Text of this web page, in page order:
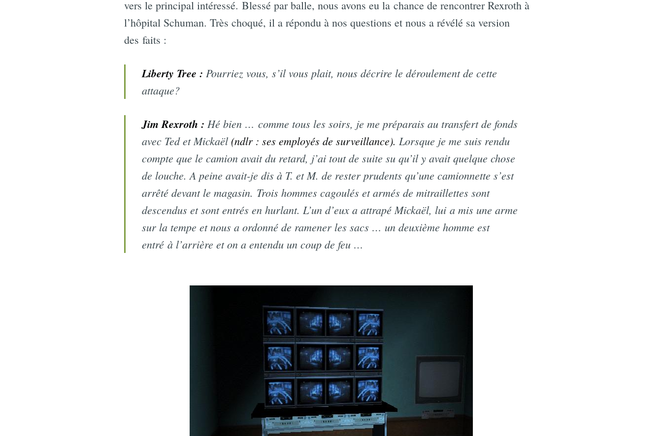
vers le principal intéressé. Blessé par balle, nous avons eu la chance de rencontrer Rexroth à
l’hôpital Schuman. Très choqué, il a répondu à nos questions et nous a révélé sa version
des faits :
Liberty Tree : Pourriez vous, s’il vous plait, nous décrire le déroulement de cette
attaque?
Jim Rexroth : Hé bien … comme tous les soirs, je me préparais au transfert de fonds
avec Ted et Mickaël (ndlr : ses employés de surveillance). Lorsque je me suis rendu
compte que le camion avait du retard, j’ai tout de suite su qu’il y avait quelque chose
de louche. A peine avait-je dis à T. et M. de rester prudents qu’une camionnette s’est
arrêté devant le magasin. Trois hommes cagoulés et armés de mitraillettes sont
descendus et sont entrés en hurlant. L’un d’eux a attrapé Mickaël, lui a mis une arme
sur la tempe et nous a ordonné de ramener les sacs … un deuxième homme est
entré à l’arrière et on a entendu un coup de feu …